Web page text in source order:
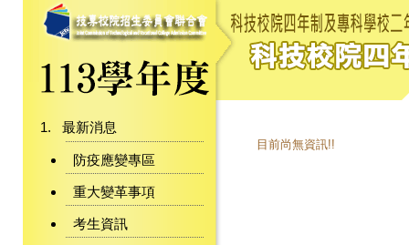
最新消息
防疫應變專區
重大變革事項
考生資訊
目前尚無資訊!!